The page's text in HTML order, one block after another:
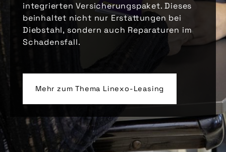
integrierten Versicherungspaket. Dieses
beinhaltet nicht nur Erstattungen bei
Diebstahl, sondern auch Reparaturen im
Schadensfall.
Mehr zum Thema Linexo-Leasing